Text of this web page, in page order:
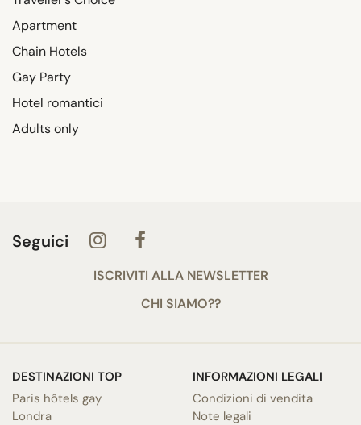
Apartment
Chain Hotels
Gay Party
Hotel romantici
Adults only
Seguici
ISCRIVITI ALLA NEWSLETTER
CHI SIAMO??
DESTINAZIONI TOP
Paris hôtels gay
Londra
INFORMAZIONI LEGALI
Condizioni di vendita
Note legali